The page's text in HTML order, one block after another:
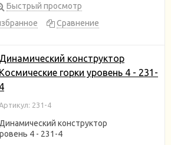
Быстрый просмотр
Сравнение
Динамический конструктор
Космические горки уровень 4 - 231-
4
Артикул: 231-4
Динамический конструктор
4 - 231-4